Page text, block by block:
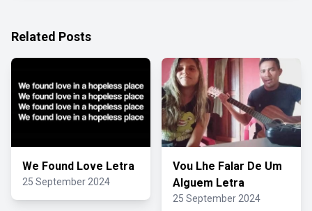
Related Posts
We Found Love Letra
25 September 2024
Vou Lhe Falar De Um
Alguem Letra
25 September 2024